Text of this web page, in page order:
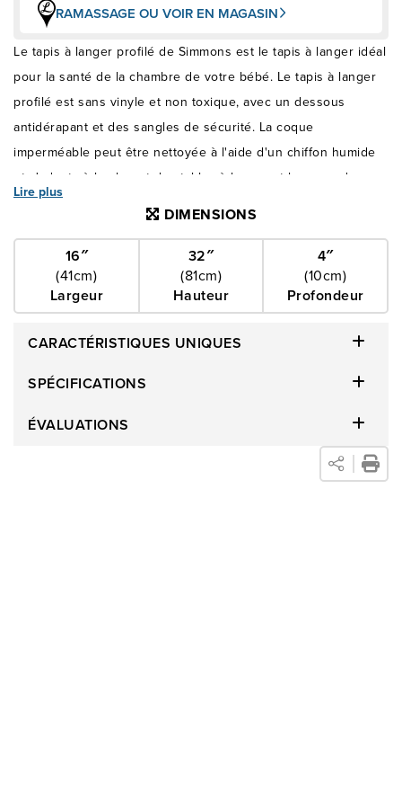
RAMASSAGE OU VOIR EN MAGASIN
Le tapis à langer profilé de Simmons est le tapis à langer idéal
pour la santé de la chambre de votre bébé. Le tapis à langer
profilé est sans vinyle et non toxique, avec un dessous
antidérapant et des sangles de sécurité. La coque
imperméable peut être nettoyée à l'aide d'un chiffon humide
et s'adapte à la plupart des tables à langer et bureaux de
chambre à coucher standard. Attention, ne laissez jamais
toutes les sangles sont attachées.
Lire plus
DIMENSIONS
16″
(41cm)
Largeur
32″
(81cm)
Hauteur
4″
(10cm)
Profondeur
CARACTÉRISTIQUES UNIQUES
SPÉCIFICATIONS
ÉVALUATIONS